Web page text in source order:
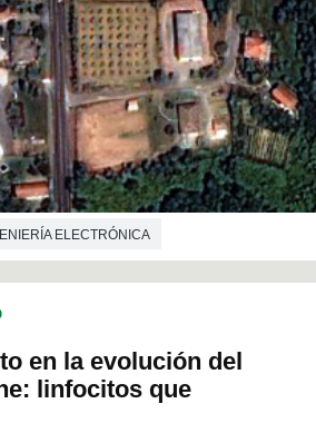
ELECTRÓNICA
en la evolución del
linfocitos que